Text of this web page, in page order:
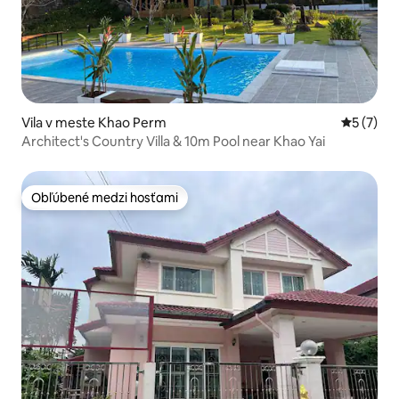
Vila v meste Khao Perm
5 (7)
Architect's Country Villa & 10m Pool near Khao Yai
Obľúbené medzi hosťami
Obľúbené medzi hosťami